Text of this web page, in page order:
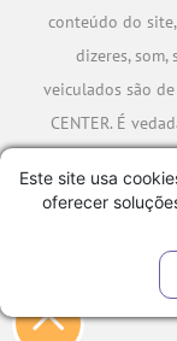
conteúdo do
dizeres,
veiculados são
CENTER. É
A violação de
POTIGUAR
06.778.591/
Este site usa
oferecer